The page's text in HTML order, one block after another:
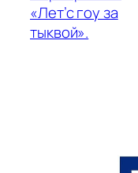
«Лет’с гоу за
тыквой».